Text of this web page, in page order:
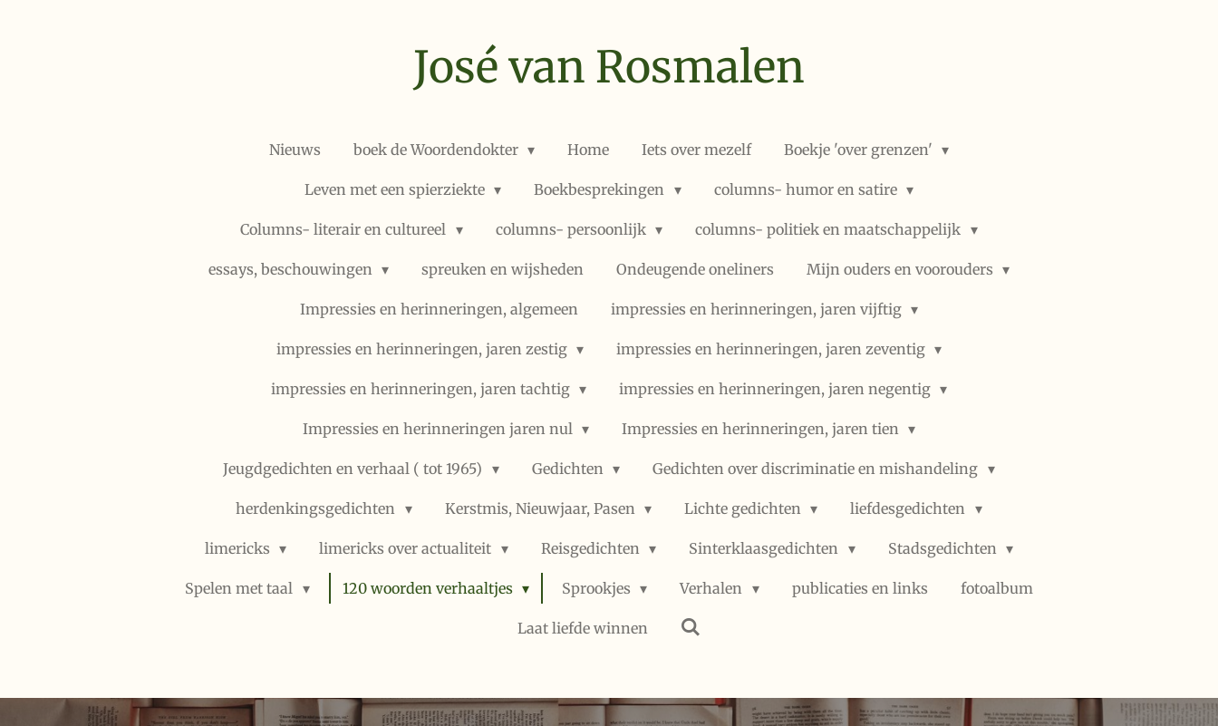
José van Rosmalen
Nieuws boek de Woordendokter Home Iets over mezelf Boekje 'over grenzen'
Leven met een spierziekte Boekbesprekingen columns- humor en satire
Columns- literair en cultureel columns- persoonlijk columns- politiek en maatschappelijk
essays, beschouwingen spreuken en wijsheden Ondeugende oneliners Mijn ouders en voorouders
Impressies en herinneringen, algemeen impressies en herinneringen, jaren vijftig
impressies en herinneringen, jaren zestig impressies en herinneringen, jaren zeventig
impressies en herinneringen, jaren tachtig impressies en herinneringen, jaren negentig
Impressies en herinneringen jaren nul Impressies en herinneringen, jaren tien
Jeugdgedichten en verhaal ( tot 1965) Gedichten Gedichten over discriminatie en mishandeling
herdenkingsgedichten Kerstmis, Nieuwjaar, Pasen Lichte gedichten liefdesgedichten
limericks limericks over actualiteit Reisgedichten Sinterklaasgedichten Stadsgedichten
Spelen met taal 120 woorden verhaaltjes Sprookjes Verhalen publicaties en links fotoalbum
Laat liefde winnen